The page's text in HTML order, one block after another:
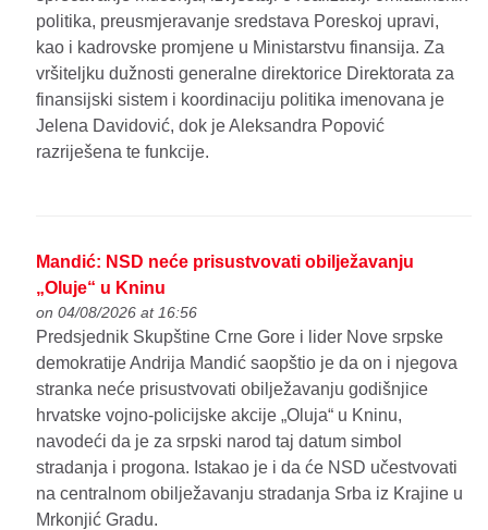
politika, preusmjeravanje sredstava Poreskoj upravi,
kao i kadrovske promjene u Ministarstvu finansija. Za
vršiteljku dužnosti generalne direktorice Direktorata za
finansijski sistem i koordinaciju politika imenovana je
Jelena Davidović, dok je Aleksandra Popović
razriješena te funkcije.
Mandić: NSD neće prisustvovati obilježavanju
„Oluje“ u Kninu
on 04/08/2026 at 16:56
Predsjednik Skupštine Crne Gore i lider Nove srpske
demokratije Andrija Mandić saopštio je da on i njegova
stranka neće prisustvovati obilježavanju godišnjice
hrvatske vojno-policijske akcije „Oluja“ u Kninu,
navodeći da je za srpski narod taj datum simbol
stradanja i progona. Istakao je i da će NSD učestvovati
na centralnom obilježavanju stradanja Srba iz Krajine u
Mrkonjić Gradu.